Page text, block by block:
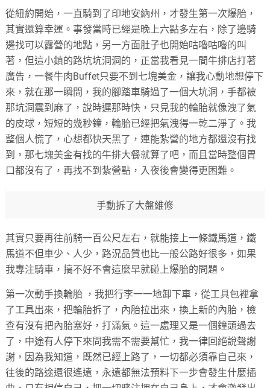
從紐約開始，一直騎到了印地安納州，才發生第一次爆胎，
其實還算幸運。事發當時已經是晚上六點多左右，除了邊騎
邊找可以露營的地點，另一方面肚子也開始咕嚕咕嚕的叫
著，但這小鎮的路坑坑洞洞的，正當我看見一間牛排店打著
廣告，一餐牛肉Buffet只要不到七塊美金，讓我心動地想停下
來，就在那一瞬間，我的腳踏車騎過了一個大坑洞，手都被
那坑洞震到麻了，說時遲那時快，只見我的輪胎就像洩了氣
的皮球，短短的幾秒鐘，輪胎已經把氣洩得一乾二淨了。我
整個人慌了，心想都快天黑了，連能紮營的地方都還沒有找
到，那七塊美金有找的牛排大餐就算了吧，而且當時整個胃
口都沒有了，再找不到紮營點，入夜後會變得更困難。
手動拆了大盤維修
其實只要再往前騎一百公尺左右，就能接上一條鐵馬道，鐵
馬道不但車少、人少，路況品質也比一般公路好很多，如果
我專注騎車，搞不好不會這麼早就碰上爆胎的問題。
第一次動手換輪胎 ，我把行李一一地卸下車，從工具包裡拿
了工具出來，把輪胎拆了，內胎拉出來，換上新的內胎，檢
查有沒有把內胎塞好，打滿氣。這一處理又是一個鐘頭過去
了，中途有人停下來問我需不需要幫忙，我一律回絕說聲謝
謝，因為我知道，既然已經上路了，一切都必須靠自己來，
往後的路途還很遙遠，永遠都無法預料下一步會發生什麼插